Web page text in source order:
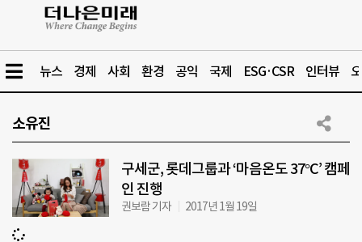
뉴스 경제 사회 환경 공익 국제 ESG·CSR 인터뷰
소유진
구세군, 롯데그룹과 ‘마음온도 37°C’ 캠페
인 진행
권보람 기자 2017년 1월 19일